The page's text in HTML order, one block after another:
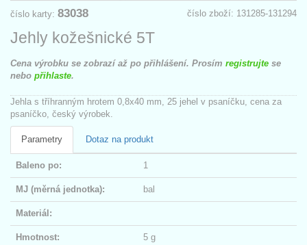
číslo zboží: 131285-131294
číslo karty: 83038
Jehly kožešnické 5T
Cena výrobku se zobrazí až po přihlášení. Prosím registrujte se
nebo přihlaste.
Jehla s tříhranným hrotem 0,8x40 mm, 25 jehel v psaníčku, cena za
psaníčko, český výrobek.
Parametry Dotaz na produkt
Baleno po: 1
MJ (měrná jednotka): bal
Materiál:
Hmotnost: 5 g